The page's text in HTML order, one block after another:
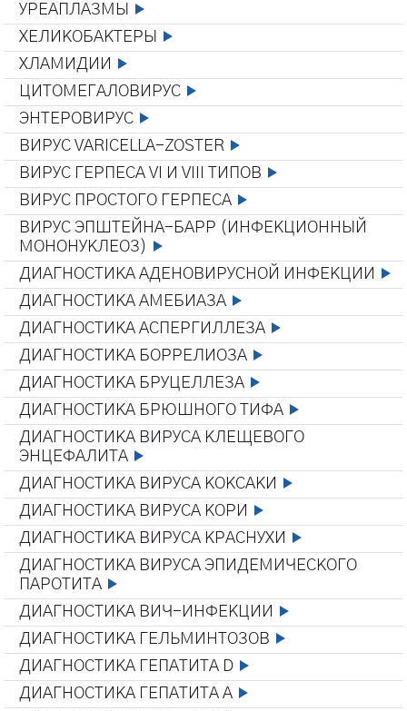
УРЕАПЛАЗМЫ
ХЕЛИКОБАКТЕРЫ
ХЛАМИДИИ
ЦИТОМЕГАЛОВИРУС
ЭНТЕРОВИРУС
ВИРУС VARICELLA-ZOSTER
ВИРУС ГЕРПЕСА VI И VIII ТИПОВ
ВИРУС ПРОСТОГО ГЕРПЕСА
ВИРУС ЭПШТЕЙНА-БАРР (ИНФЕКЦИОННЫЙ
МОНОНУКЛЕОЗ)
ДИАГНОСТИКА АДЕНОВИРУСНОЙ ИНФЕКЦИИ
ДИАГНОСТИКА АМЕБИАЗА
ДИАГНОСТИКА АСПЕРГИЛЛЕЗА
ДИАГНОСТИКА БОРРЕЛИОЗА
ДИАГНОСТИКА БРУЦЕЛЛЕЗА
ДИАГНОСТИКА БРЮШНОГО ТИФА
ДИАГНОСТИКА ВИРУСА КЛЕЩЕВОГО
ЭНЦЕФАЛИТА
ДИАГНОСТИКА ВИРУСА КОКСАКИ
ДИАГНОСТИКА ВИРУСА КОРИ
ДИАГНОСТИКА ВИРУСА КРАСНУХИ
ДИАГНОСТИКА ВИРУСА ЭПИДЕМИЧЕСКОГО
ПАРОТИТА
ДИАГНОСТИКА ВИЧ-ИНФЕКЦИИ
ДИАГНОСТИКА ГЕЛЬМИНТОЗОВ
ДИАГНОСТИКА ГЕПАТИТА D
ДИАГНОСТИКА ГЕПАТИТА А